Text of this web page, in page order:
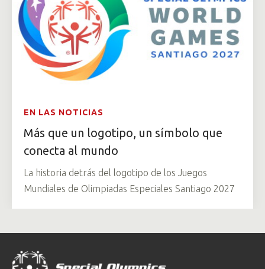
EN LAS NOTICIAS
Más que un logotipo, un símbolo que
conecta al mundo
La historia detrás del logotipo de los Juegos
Mundiales de Olimpiadas Especiales Santiago 2027